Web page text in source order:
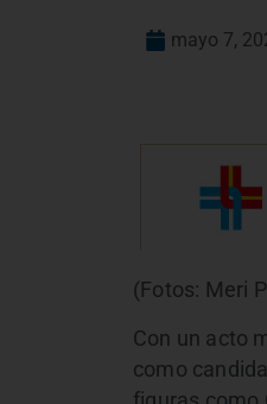
mayo 7,
(Fotos: Meri
Con un acto
como